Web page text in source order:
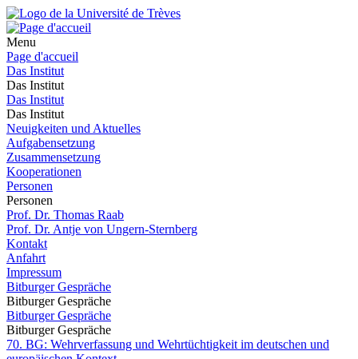
Menu
Page d'accueil
Das Institut
Das Institut
Das Institut
Das Institut
Neuigkeiten und Aktuelles
Aufgabensetzung
Zusammensetzung
Kooperationen
Personen
Personen
Prof. Dr. Thomas Raab
Prof. Dr. Antje von Ungern-Sternberg
Kontakt
Anfahrt
Impressum
Bitburger Gespräche
Bitburger Gespräche
Bitburger Gespräche
Bitburger Gespräche
70. BG: Wehrverfassung und Wehrtüchtigkeit im deutschen und